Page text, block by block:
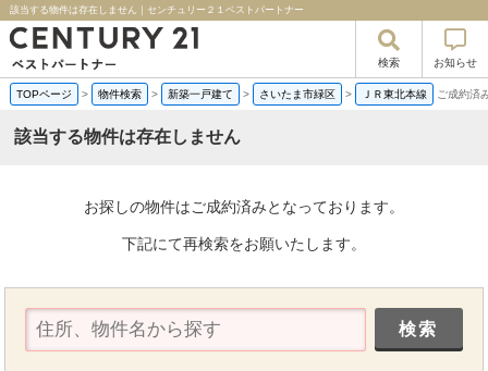
該当する物件は存在しません｜センチュリー２１ベストパートナー
検索 お知らせ
TOPページ > 物件検索 > 新築一戸建て > さいたま市緑区 > ＪＲ東北本線 ご成約済
該当する物件は存在しません
お探しの物件はご成約済みとなっております。
下記にて再検索をお願いたします。